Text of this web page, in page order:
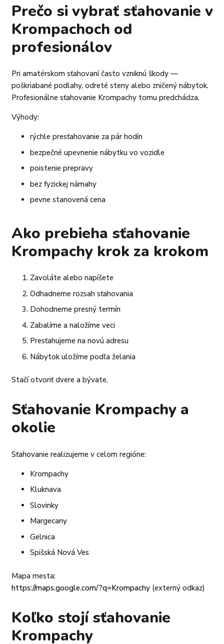
Prečo si vybrať sťahovanie v
Krompachoch od
profesionálov
Pri amatérskom sťahovaní často vzniknú škody —
poškriabané podlahy, odreté steny alebo zničený nábytok.
Profesionálne sťahovanie Krompachy tomu predchádza.
Výhody:
rýchle presťahovanie za pár hodín
bezpečné upevnenie nábytku vo vozidle
poistenie prepravy
bez fyzickej námahy
pevne stanovená cena
Ako prebieha sťahovanie
Krompachy krok za krokom
Zavoláte alebo napíšete
Odhadneme rozsah sťahovania
Dohodneme presný termín
Zabalíme a naložíme veci
Presťahujeme na novú adresu
Nábytok uložíme podľa želania
Stačí otvoriť dvere a bývate.
Sťahovanie Krompachy a
okolie
Sťahovanie realizujeme v celom regióne:
Krompachy
Kluknava
Slovinky
Margecany
Gelnica
Spišská Nová Ves
Mapa mesta:
https://maps.google.com/?q=Krompachy(externý odkaz)
Koľko stojí sťahovanie
Krompachy